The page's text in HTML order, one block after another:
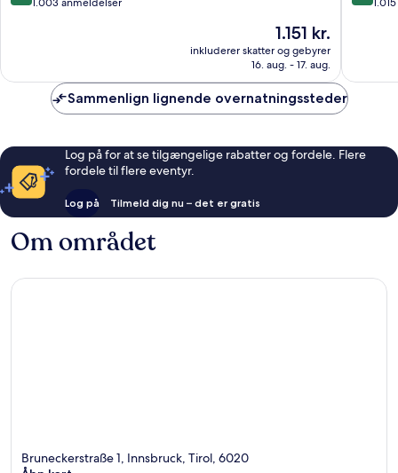
anmeldelser
Prisen
er
1.151 kr.
1.151 kr.
inkluderer skatter og gebyrer
16. aug. - 17. aug.
Sammenlign lignende overnatningssteder
Log på for at se tilgængelige rabatter og fordele. Flere
fordele til flere eventyr.
Log på Tilmeld dig nu – det er gratis
Om området
Bruneckerstraße 1, Innsbruck, Tirol, 6020